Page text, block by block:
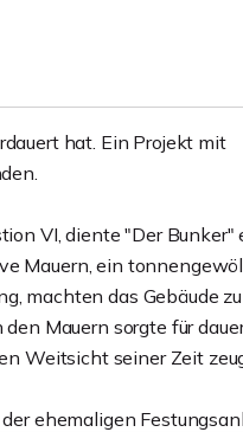
hat. Ein Projekt mit
VI, diente "Der Bunker"
Mauern, ein
machten das Gebäude
Mauern sorgte für
Weitsicht seiner Zeit
ehemaligen